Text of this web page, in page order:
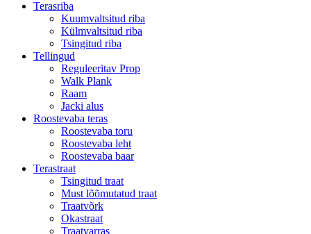
Terasriba
Kuumvaltsitud riba
Külmvaltsitud riba
Tsingitud riba
Tellingud
Reguleeritav Prop
Walk Plank
Raam
Jacki alus
Roostevaba teras
Roostevaba toru
Roostevaba leht
Roostevaba baar
Terastraat
Tsingitud traat
Must lõõmutatud traat
Traatvõrk
Okastraat
Traatvarras